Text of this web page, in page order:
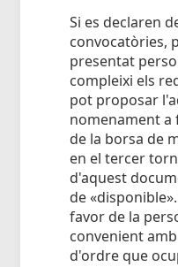
Si es declaren
convocatòries,
presentat
compleixi els
pot proposar
nomenament a
de la borsa de
en el tercer
d'aquest
de
favor de la
convenient
d'ordre que